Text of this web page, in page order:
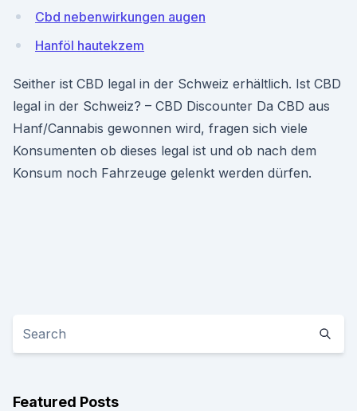
Cbd nebenwirkungen augen
Hanföl hautekzem
Seither ist CBD legal in der Schweiz erhältlich. Ist CBD
legal in der Schweiz? – CBD Discounter Da CBD aus
Hanf/Cannabis gewonnen wird, fragen sich viele
Konsumenten ob dieses legal ist und ob nach dem
Konsum noch Fahrzeuge gelenkt werden dürfen.
Featured Posts